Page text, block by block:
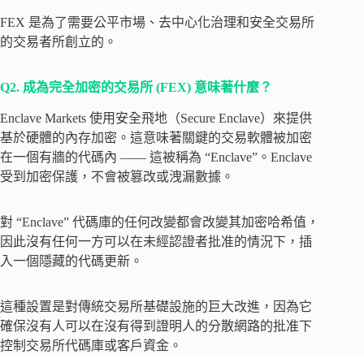
FEX 是為了需要公平市場、去中心化治理和安全交易所
的交易者所創立的。
Q2. 成為完全加密的交易所 (FEX) 意味著什麼？
Enclave Markets 使用安全飛地（Secure Enclave）來提供
基於硬體的內存加密。這意味著關鍵的交易軟體被加密
在一個有牆的代碼內 —— 這被稱為 “Enclave”。Enclave
受到加密保護，不會被篡改或洩漏數據。
對 “Enclave” 代碼庫的任何改變都會改變其加密哈希值，
因此沒有任何一方可以在未經認證者批准的情況下，插
入一個隱藏的代碼更新。
這種設置是對傳統交易所基礎設施的巨大改進，因為它
確保沒有人可以在沒有得到證明人的分散網路的批准下
控制交易所代碼庫或客戶資金。